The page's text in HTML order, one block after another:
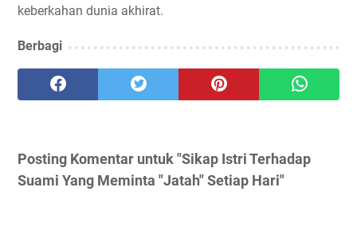
keberkahan dunia akhirat.
Berbagi
Posting Komentar untuk "Sikap Istri Terhadap
Suami Yang Meminta "Jatah" Setiap Hari"